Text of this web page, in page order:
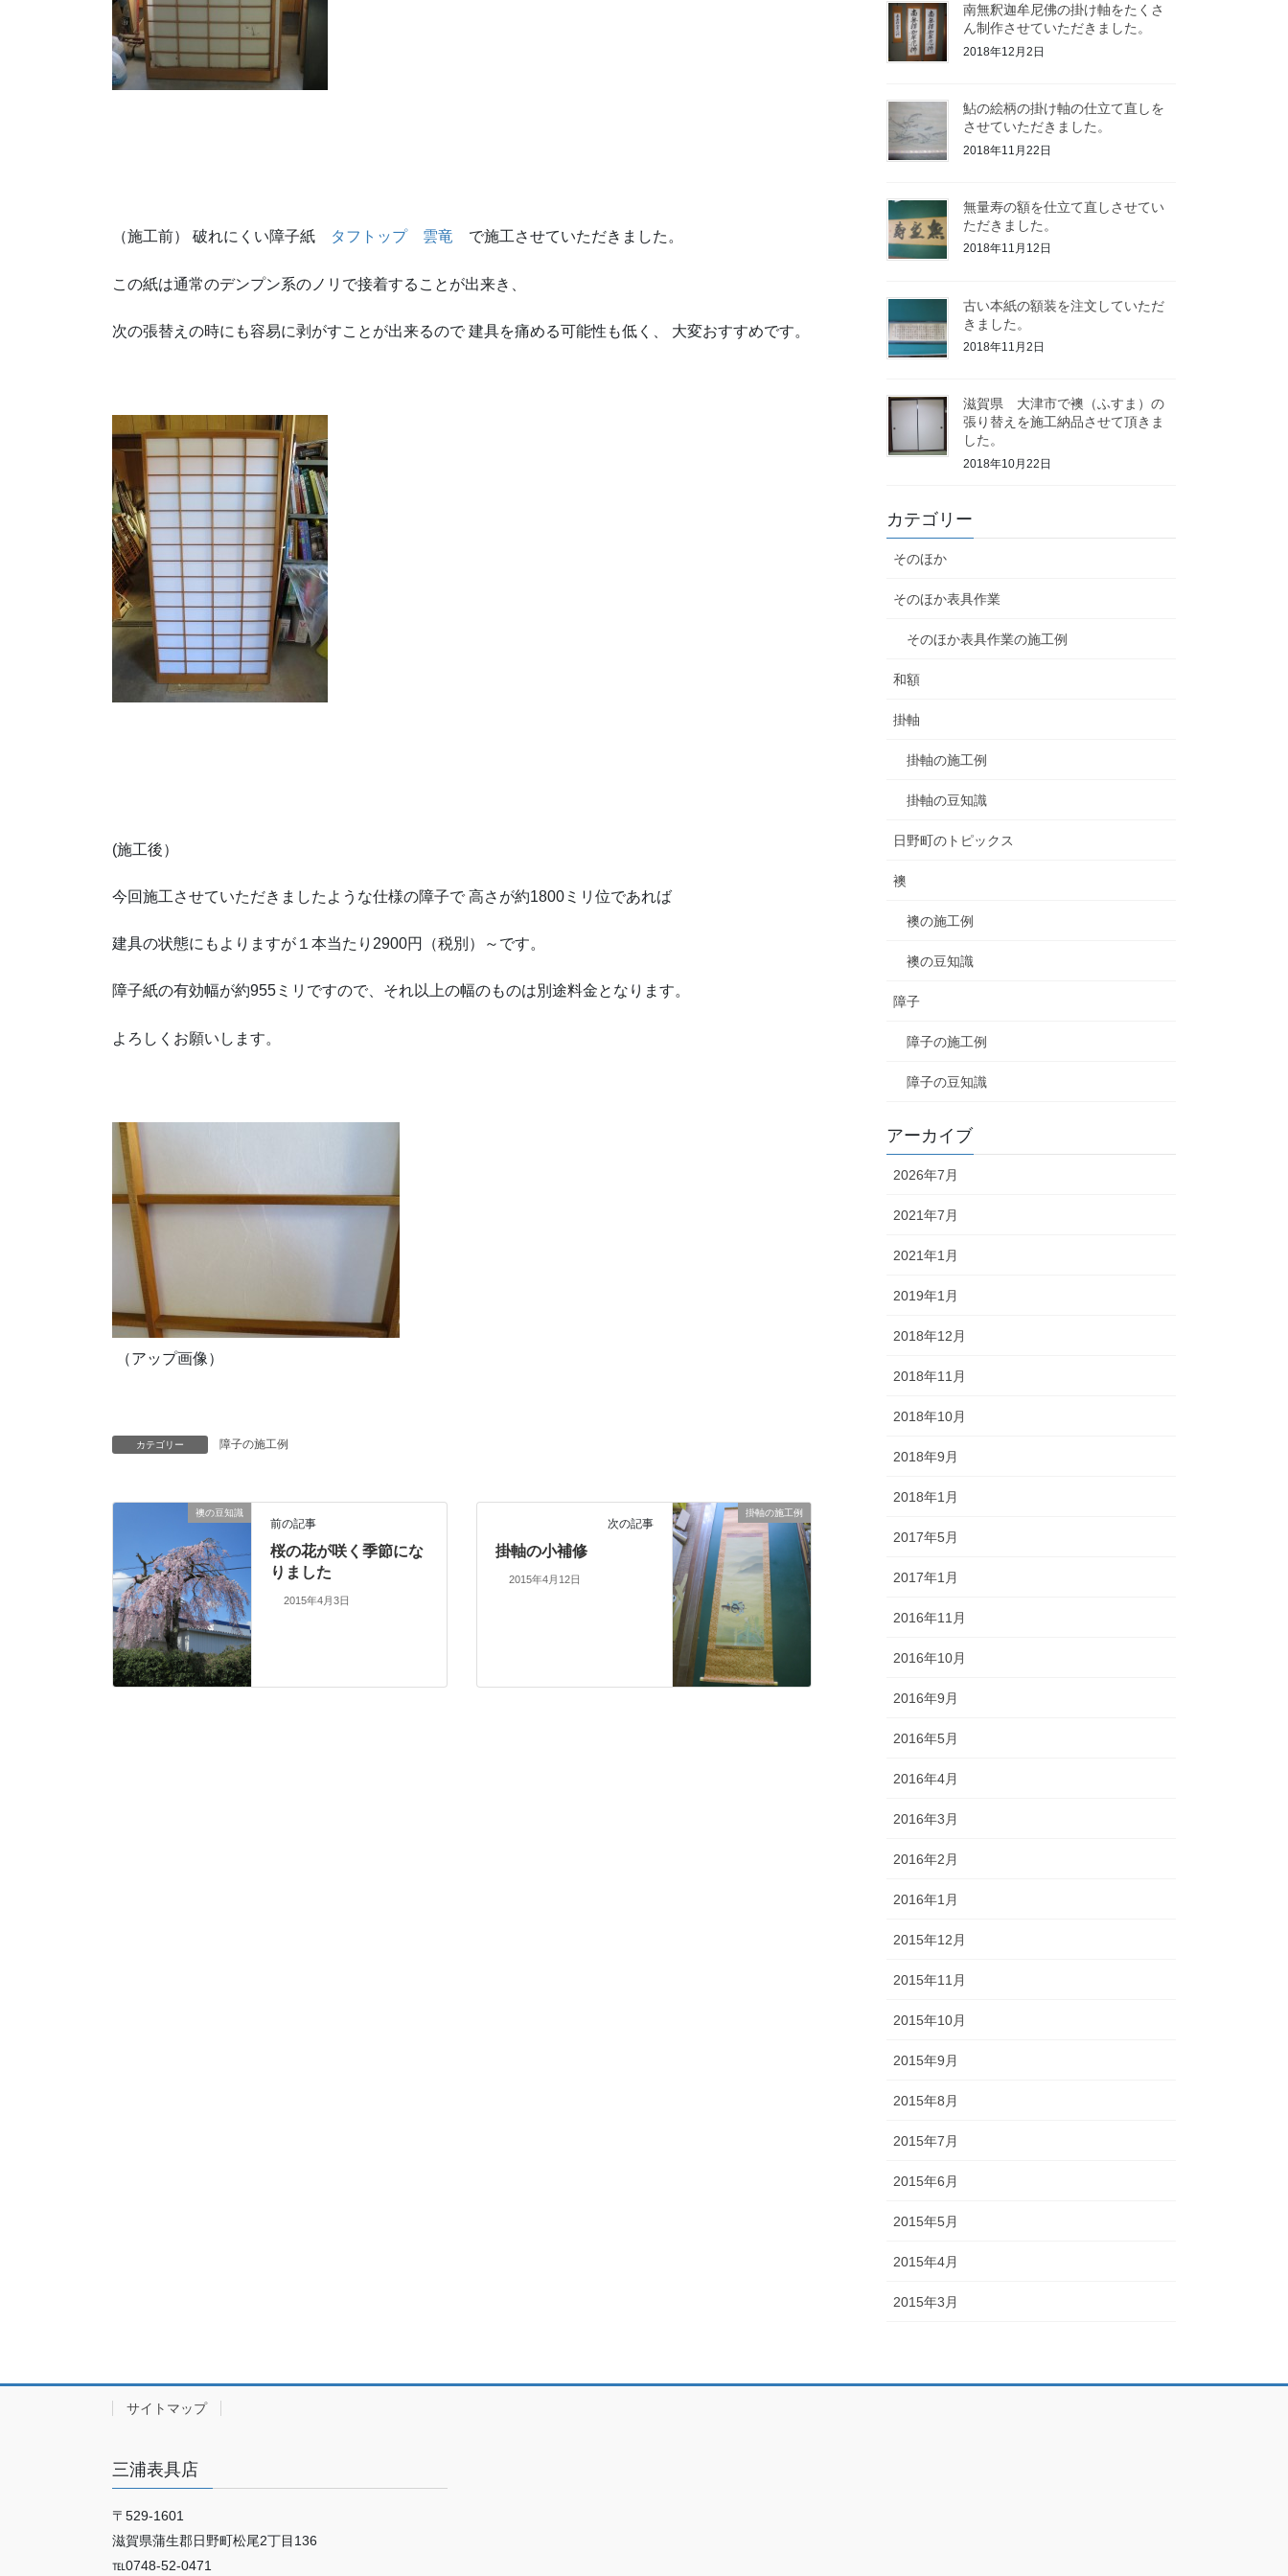
（施工前） 破れにくい障子紙 タフトップ 雲竜 で施工させていただきました。
この紙は通常のデンプン系のノリで接着することが出来き、
次の張替えの時にも容易に剥がすことが出来るので 建具を痛める可能性も低く、 大変おすすめです。
(施工後）
今回施工させていただきましたような仕様の障子で 高さが約1800ミリ位であれば
建具の状態にもよりますが１本当たり2900円（税別）～です。
障子紙の有効幅が約955ミリですので、それ以上の幅のものは別途料金となります。
よろしくお願いします。
（アップ画像）
カテゴリー 障子の施工例
襖の豆知識
前の記事
桜の花が咲く季節にな
りました
2015年4月3日
掛軸の施工例
次の記事
掛軸の小補修
2015年4月12日
南無釈迦牟尼佛の掛け軸をたくさ
ん制作させていただきました。
2018年12月2日
鮎の絵柄の掛け軸の仕立て直しを
させていただきました。
2018年11月22日
無量寿の額を仕立て直しさせてい
ただきました。
2018年11月12日
古い本紙の額装を注文していただ
きました。
2018年11月2日
滋賀県 大津市で襖（ふすま）の
張り替えを施工納品させて頂きま
した。
2018年10月22日
カテゴリー
そのほか
そのほか表具作業
そのほか表具作業の施工例
和額
掛軸
掛軸の施工例
掛軸の豆知識
日野町のトピックス
襖
襖の施工例
襖の豆知識
障子
障子の施工例
障子の豆知識
アーカイブ
2026年7月
2021年7月
2021年1月
2019年1月
2018年12月
2018年11月
2018年10月
2018年9月
2018年1月
2017年5月
2017年1月
2016年11月
2016年10月
2016年9月
2016年5月
2016年4月
2016年3月
2016年2月
2016年1月
2015年12月
2015年11月
2015年10月
2015年9月
2015年8月
2015年7月
2015年6月
2015年5月
2015年4月
2015年3月
サイトマップ
三浦表具店
〒529-1601
滋賀県蒲生郡日野町松尾2丁目136
℡0748-52-0471